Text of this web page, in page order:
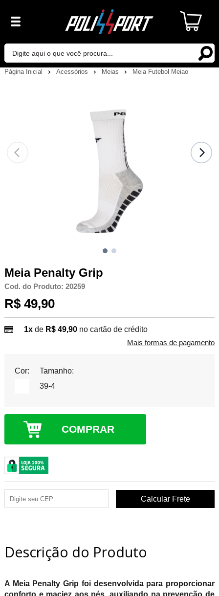
Página Inicial Acessórios Meias Meia Futebol Meiao
Meia Penalty Grip
Cod. do Produto: 20259
R$ 49,90
1xde R$ 49,90 no cartão de crédito
Mais formas de pagamento
Cor:
Tamanho:
39-4
COMPRAR
Descrição do Produto
A Meia Penalty Grip foi desenvolvida para proporcionar